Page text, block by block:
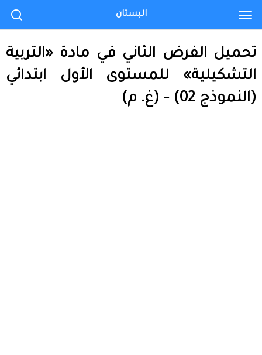
تحميل الفرض الثاني في مادة «التربية
التشكيلية» للمستوى الأول ابتدائي
(النموذج 02) – (غ. م)
البستان